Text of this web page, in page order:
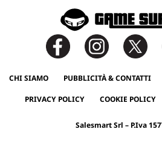
CHI SIAMO PUBBLICITÀ & CONTATTI
PRIVACY POLICY COOKIE POLICY
Salesmart Srl – P.Iva